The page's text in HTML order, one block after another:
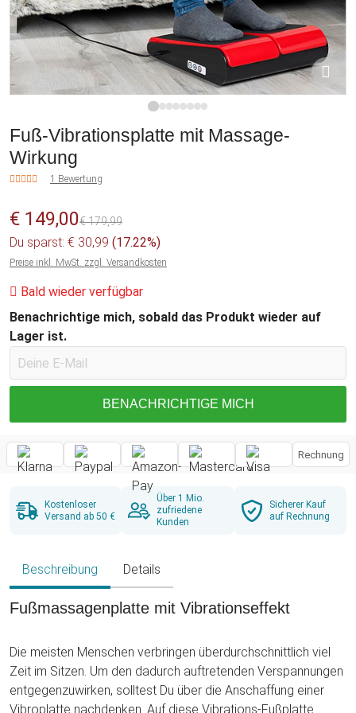
Fuß-Vibrationsplatte mit Massage-
Wirkung
1 Bewertung
€ 149,00€ 179,99
Du sparst: € 30,99 (17.22%)
Preise inkl. MwSt. zzgl. Versandkosten
Bald wieder verfügbar
Benachrichtige mich, sobald das Produkt wieder auf
Lager ist.
BENACHRICHTIGE MICH
Rechnung
Kostenloser
Versand ab 50 €
Über 1 Mio.
zufriedene
Kunden
Sicherer Kauf
auf Rechnung
Beschreibung Details
Fußmassagenplatte mit Vibrationseffekt
Die meisten Menschen verbringen überdurchschnittlich viel
Zeit im Sitzen. Um den dadurch auftretenden Verspannungen
entgegenzuwirken, solltest Du über die Anschaffung einer
Vibroplatte nachdenken. Auf diese Vibrations-Fußplatte